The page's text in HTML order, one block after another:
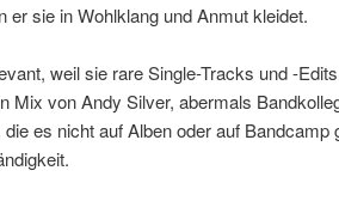
sie in Wohlklang und Anmut kleidet.
weil sie rare Single-Tracks und -
Mix von Andy Silver, abermals
es nicht auf Alben oder auf Bandcamp